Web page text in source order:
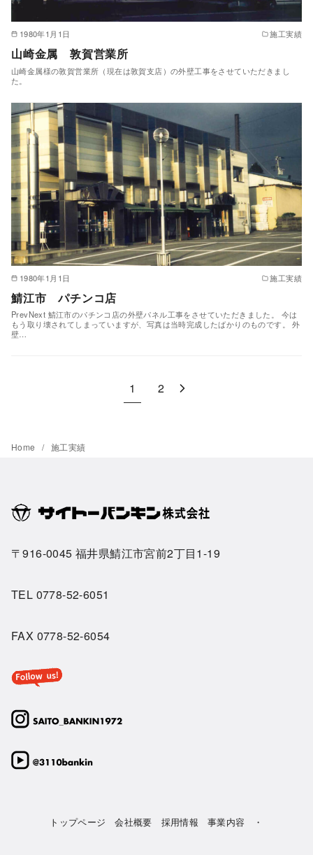
1980年1月1日 施工実績
山崎金属 敦賀営業所
山崎金属様の敦賀営業所（現在は敦賀支店）の外壁工事をさせていただきまし
た。
1980年1月1日 施工実績
鯖江市 パチンコ店
PrevNext 鯖江市のパチンコ店の外壁パネル工事をさせていただきました。 今は
もう取り壊されてしまっていますが、写真は当時完成したばかりのものです。 外
壁…
1 2
Home 施工実績
〒916-0045 福井県鯖江市宮前2丁目1-19
TEL 0778-52-6051
FAX 0778-52-6054
トップページ 会社概要 採用情報 事業内容 ・